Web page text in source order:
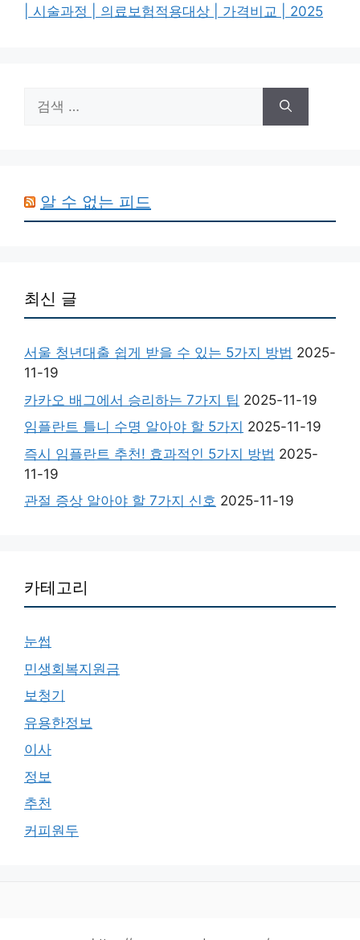
| 시술과정 | 의료보험적용대상 | 가격비교 | 2025
색:
알 수 없는 피드
최신 글
서울 청년대출 쉽게 받을 수 있는 5가지 방법 2025-
11-19
카카오 배그에서 승리하는 7가지 팁 2025-11-19
임플란트 틀니 수명 알아야 할 5가지 2025-11-19
즉시 임플란트 추천! 효과적인 5가지 방법 2025-
11-19
관절 증상 알아야 할 7가지 신호 2025-11-19
카테고리
눈썹
민생회복지원금
보청기
유용한정보
이사
정보
추천
커피원두